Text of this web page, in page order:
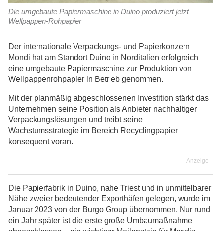
Die umgebaute Papiermaschine in Duino produziert jetzt
Wellpappen-Rohpapier
Der internationale Verpackungs- und Papierkonzern
Mondi hat am Standort Duino in Norditalien erfolgreich
eine umgebaute Papiermaschine zur Produktion von
Wellpappenrohpapier in Betrieb genommen.
Mit der planmäßig abgeschlossenen Investition stärkt das
Unternehmen seine Position als Anbieter nachhaltiger
Verpackungslösungen und treibt seine
Wachstumsstrategie im Bereich Recyclingpapier
konsequent voran.
Anzeige
Die Papierfabrik in Duino, nahe Triest und in unmittelbarer
Nähe zweier bedeutender Exporthäfen gelegen, wurde im
Januar 2023 von der Burgo Group übernommen. Nur rund
ein Jahr später ist die erste große Umbaumaßnahme